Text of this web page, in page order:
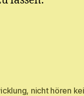
, nicht hören